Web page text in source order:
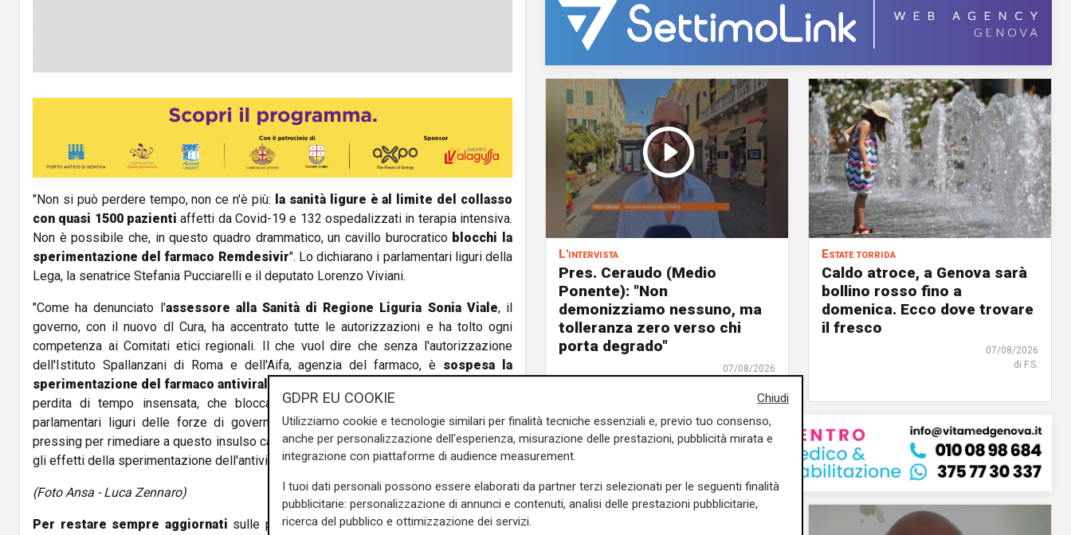
"Non si può perdere tempo, non ce n'è più: la sanità ligure è al limite del collasso
con quasi 1500 pazienti affetti da Covid-19 e 132 ospedalizzati in terapia intensiva.
Non è possibile che, in questo quadro drammatico, un cavillo burocratico blocchi la
sperimentazione del farmaco Remdesivir". Lo dichiarano i parlamentari liguri della
Lega, la senatrice Stefania Pucciarelli e il deputato Lorenzo Viviani.
"Come ha denunciato l'assessore alla Sanità di Regione Liguria Sonia Viale, il
governo, con il nuovo dl Cura, ha accentrato tutte le autorizzazioni e ha tolto ogni
competenza ai Comitati etici regionali. Il che vuol dire che senza l'autorizzazione
dell'Istituto Spallanzani di Roma e dell'Aifa, agenzia del farmaco, è sospesa la
sperimentazione del farmaco antivirale in Liguria
perdita di tempo insensata, che blocca l'uso del farmaco sui pazienti liguri. I
parlamentari liguri delle forze di governo, Paita e Orlando, si uniscano al nostro
pressing per rimediare a questo insulso cavillo che rischia di rallentare pesantemente
gli effetti della sperimentazione dell'antivirale nella nostra regione".
(Foto Ansa - Luca Zennaro)
Per restare sempre aggiornati sulle principali notizie sulla Liguria seguiteci sul
L'intervista
Pres. Ceraudo (Medio
Ponente): "Non
demonizziamo nessuno, ma
tolleranza zero verso chi
porta degrado"
07/08/2026
Estate torrida
Caldo atroce, a Genova sarà
bollino rosso fino a
domenica. Ecco dove trovare
il fresco
07/08/2026
di F.S.
Chiudi
GDPR EU COOKIE
Utilizziamo cookie e tecnologie similari per finalità tecniche essenziali e, previo tuo consenso,
anche per personalizzazione dell'esperienza, misurazione delle prestazioni, pubblicità mirata e
integrazione con piattaforme di audience measurement.
I tuoi dati personali possono essere elaborati da partner terzi selezionati per le seguenti finalità
pubblicitarie: personalizzazione di annunci e contenuti, analisi delle prestazioni pubblicitarie,
ricerca del pubblico e ottimizzazione dei servizi.